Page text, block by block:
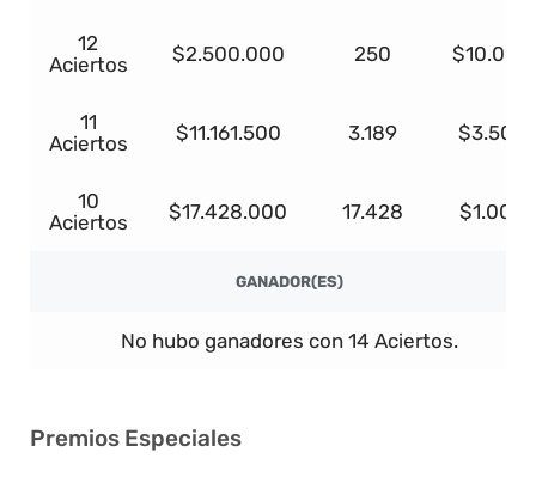
12
Aciertos
$2.500.000 250 $10.000
11
Aciertos
$11.161.500 3.189 $3.500
10
Aciertos
$17.428.000 17.428 $1.000
GANADOR(ES)
No hubo ganadores con 14 Aciertos.
Premios Especiales